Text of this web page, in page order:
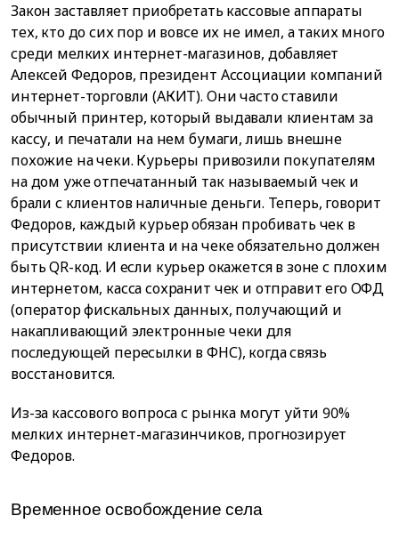
Закон заставляет приобретать кассовые аппараты
тех, кто до сих пор и вовсе их не имел, а таких много
среди мелких интернет-магазинов, добавляет
Алексей Федоров, президент Ассоциации компаний
интернет-торговли (АКИТ). Они часто ставили
обычный принтер, который выдавали клиентам за
кассу, и печатали на нем бумаги, лишь внешне
похожие на чеки. Курьеры привозили покупателям
на дом уже отпечатанный так называемый чек и
брали с клиентов наличные деньги. Теперь, говорит
Федоров, каждый курьер обязан пробивать чек в
присутствии клиента и на чеке обязательно должен
быть QR-код. И если курьер окажется в зоне с плохим
интернетом, касса сохранит чек и отправит его ОФД
(оператор фискальных данных, получающий и
накапливающий электронные чеки для
последующей пересылки в ФНС), когда связь
восстановится.
Из-за кассового вопроса с рынка могут уйти 90%
мелких интернет-магазинчиков, прогнозирует
Федоров.
Временное освобождение села